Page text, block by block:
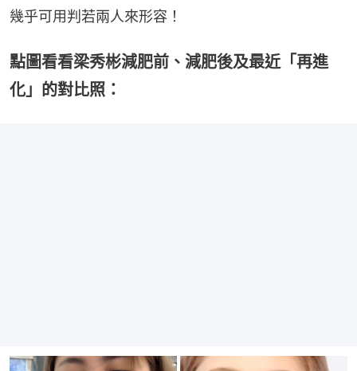
幾乎可用判若兩人來形容！
點圖看看梁秀彬減肥前、減肥後及最近「再進
化」的對比照：